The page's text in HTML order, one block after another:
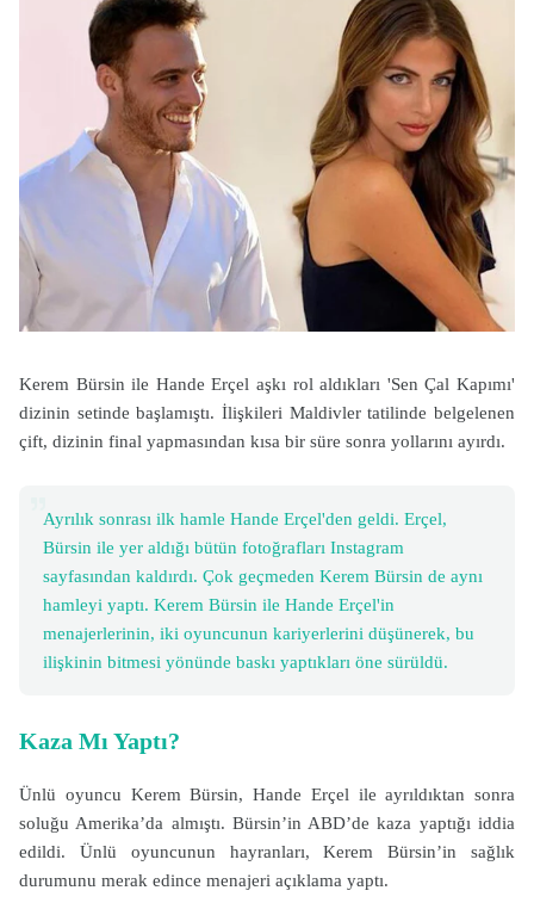
Kerem Bürsin ile Hande Erçel aşkı rol aldıkları 'Sen Çal Kapımı'
dizinin setinde başlamıştı. İlişkileri Maldivler tatilinde belgelenen
çift, dizinin final yapmasından kısa bir süre sonra yollarını ayırdı.
Ayrılık sonrası ilk hamle Hande Erçel'den geldi. Erçel,
Bürsin ile yer aldığı bütün fotoğrafları Instagram
sayfasından kaldırdı. Çok geçmeden Kerem Bürsin de aynı
hamleyi yaptı. Kerem Bürsin ile Hande Erçel'in
menajerlerinin, iki oyuncunun kariyerlerini düşünerek, bu
ilişkinin bitmesi yönünde baskı yaptıkları öne sürüldü.
Kaza Mı Yaptı?
Ünlü oyuncu Kerem Bürsin, Hande Erçel ile ayrıldıktan sonra
soluğu Amerika’da almıştı. Bürsin’in ABD’de kaza yaptığı iddia
edildi. Ünlü oyuncunun hayranları, Kerem Bürsin’in sağlık
durumunu merak edince menajeri açıklama yaptı.